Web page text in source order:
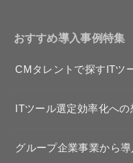
おすすめ導入事例特集
CMタレントで探すITツ
ITツール選定効率化への
グループ企業事業から